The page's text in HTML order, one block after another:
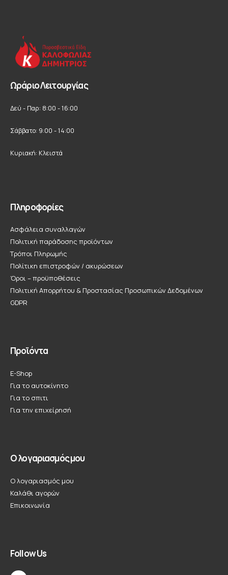
Ωράριο Λειτουργίας
Δεύ - Παρ: 8:00 - 16:00
Σάββατο: 9:00 - 14:00
Κυριακή: Κλειστά
Πληροφορίες
Ασφάλεια συναλλαγών
Πολιτική παράδοσης προϊόντων
Τρόποι Πληρωμής
Πολίτικη επιστροφών / ακυρώσεων
Όροι – προϋποθέσεις
Πολιτική Απορρήτου & Προστασίας Προσωπικών Δεδομένων
GDPR
Προϊόντα
E-Shop
Για το αυτοκίνητο
Για το σπιτι
Για την επιχείρησή
Ο λογαριασμός μου
Ο λογαριασμός μου
Καλάθι αγορών
Επικοινωνία
Follow Us